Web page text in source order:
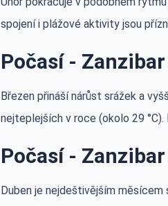
spojení i plážové aktivity jsou
Počasí -
Březen přináší nárůst srážek a
nejteplejších v roce (okolo 29
Počasí -
Duben je nejdeštivějším měsícem